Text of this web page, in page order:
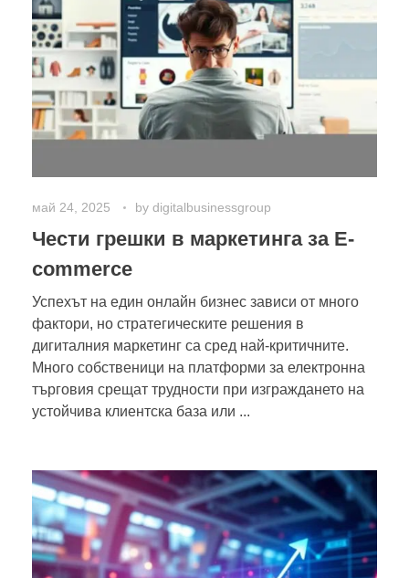
май 24, 2025 by digitalbusinessgroup
Чести грешки в маркетинга за E-
commerce
Успехът на един онлайн бизнес зависи от много
фактори, но стратегическите решения в
дигиталния маркетинг са сред най-критичните.
Много собственици на платформи за електронна
търговия срещат трудности при изграждането на
устойчива клиентска база или ...